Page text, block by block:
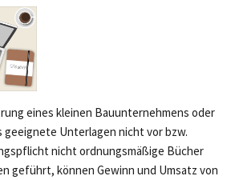
eines kleinen Bauunternehmens oder
Unterlagen nicht vor bzw.
nicht ordnungsmäßige Bücher
geführt, können Gewinn und Umsatz von